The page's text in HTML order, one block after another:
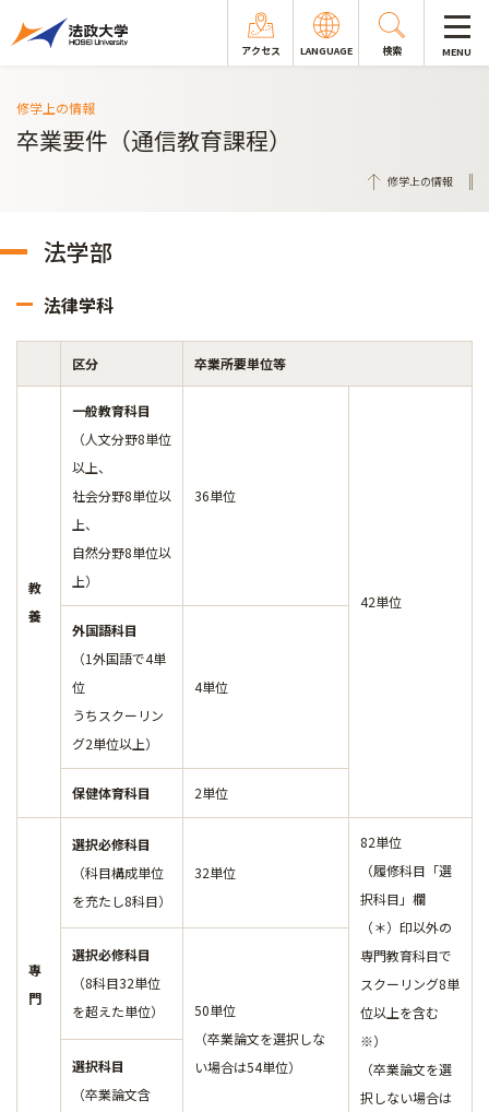
アクセス LANGUAGE 検索 MENU
修学上の情報
卒業要件（通信教育課程）
修学上の情報
法学部
法律学科
区分 卒業所要単位等
教
養
一般教育科目
（人文分野8単位
以上、
社会分野8単位以
上、
自然分野8単位以
上）
36単位
42単位
外国語科目
（1外国語で4単
位
うちスクーリン
グ2単位以上）
4単位
保健体育科目 2単位
專
門
選択必修科目
（科目構成単位
を充たし8科目）
32単位
82単位
（履修科目「選
択科目」欄
（＊）印以外の
専門教育科目で
スクーリング8単
位以上を含む
※）
（卒業論文を選
択しない場合は
選択必修科目
（8科目32単位
を超えた単位）
50単位
（卒業論文を選択しな
い場合は54単位）
選択科目
（卒業論文含